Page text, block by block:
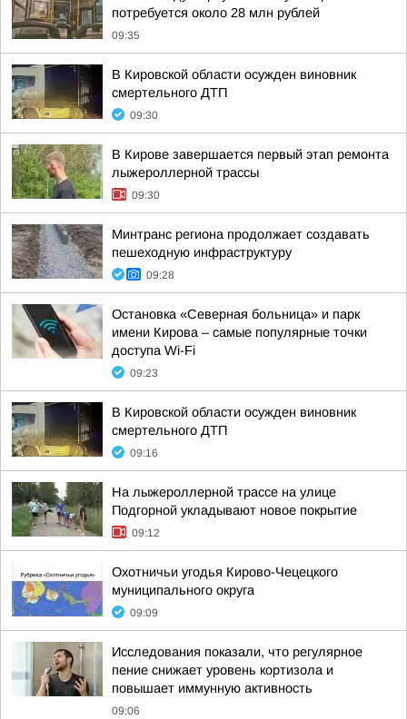
потребуется около 28 млн рублей
09:35
В Кировской области осужден виновник
смертельного ДТП
09:30
В Кирове завершается первый этап ремонта
лыжероллерной трассы
09:30
Минтранс региона продолжает создавать
пешеходную инфраструктуру
09:28
Остановка «Северная больница» и парк
имени Кирова – самые популярные точки
доступа Wi-Fi
09:23
В Кировской области осужден виновник
смертельного ДТП
09:16
На лыжероллерной трассе на улице
Подгорной укладывают новое покрытие
09:12
Охотничьи угодья Кирово-Чецецкого
муниципального округа
09:09
Исследования показали, что регулярное
пение снижает уровень кортизола и
повышает иммунную активность
09:06